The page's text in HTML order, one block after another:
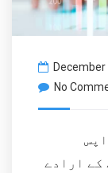
December
No
کے ارادے